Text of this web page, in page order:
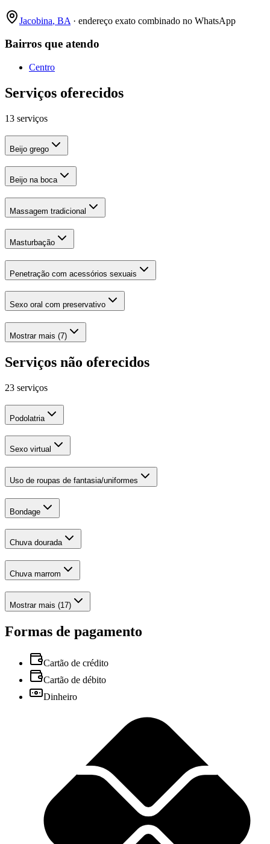
Jacobina, BA · endereço exato combinado no WhatsApp
Bairros que atendo
Centro
Serviços oferecidos
13 serviços
Beijo grego
Beijo na boca
Massagem tradicional
Masturbação
Penetração com acessórios sexuais
Sexo oral com preservativo
Mostrar mais (7)
Serviços não oferecidos
23 serviços
Podolatria
Sexo virtual
Uso de roupas de fantasia/uniformes
Bondage
Chuva dourada
Chuva marrom
Mostrar mais (17)
Formas de pagamento
Cartão de crédito
Cartão de débito
Dinheiro